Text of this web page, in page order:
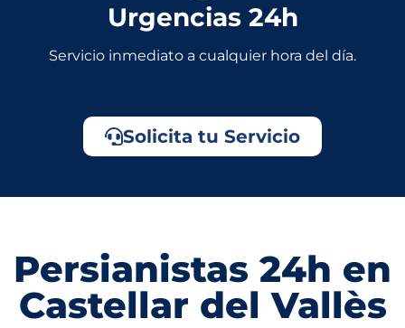
Urgencias 24h
Servicio inmediato a cualquier hora del día.
Solicita tu Servicio
Persianistas 24h en
Castellar del Vallès